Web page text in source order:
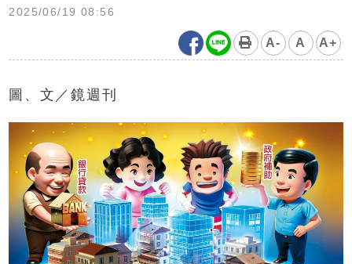
2025/06/19 08:56
A- A A+
圖、文／鏡週刊